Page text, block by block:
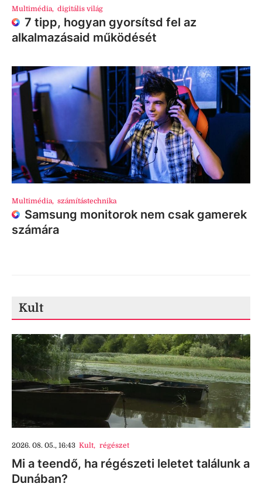
Multimédia, digitális világ
7 tipp, hogyan gyorsítsd fel az
alkalmazásaid működését
Multimédia, számítástechnika
Samsung monitorok nem csak gamerek
számára
Kult
2026. 08. 05., 16:43 Kult, régészet
Mi a teendő, ha régészeti leletet találunk a
Dunában?